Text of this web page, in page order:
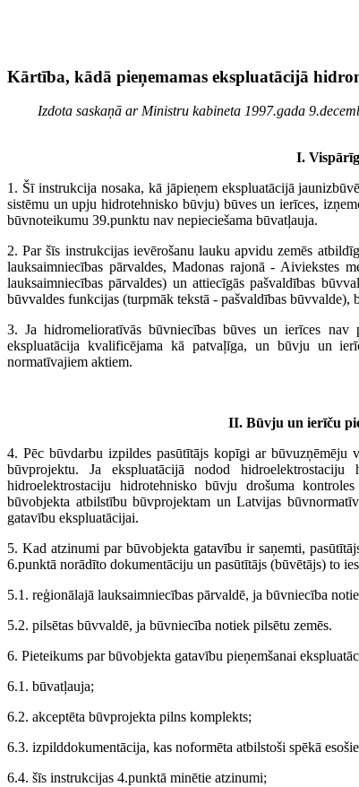
Kārtība, kādā pieņemamas ekspluatācijā
Izdota saskaņā ar Ministru kabineta 1997.gada
I.
1. Šī instrukcija nosaka, kā jāpieņem ekspluatācijā
sistēmu un upju hidrotehnisko būvju) būves un ierīces,
būvnoteikumu 39.punktu nav nepieciešama būvatļauja.
2. Par šīs instrukcijas ievērošanu lauku apvidu zemēs
lauksaimniecības pārvaldes, Madonas rajonā - Aiviekstes
lauksaimniecības pārvaldes) un attiecīgās pašvaldības
būvvaldes funkcijas (turpmāk tekstā - pašvaldības būvvalde),
3. Ja hidromelioratīvās būvniecības būves un ierīces nav
ekspluatācija kvalificējama kā patvaļīga, un būvju un
normatīvajiem aktiem.
II. Būvju un ierīču
4. Pēc būvdarbu izpildes pasūtītājs kopīgi ar būvuzņēmēju
būvprojektu. Ja ekspluatācijā nodod
hidroelektrostaciju hidrotehnisko būvju drošuma
būvobjekta atbilstību būvprojektam un Latvijas
gatavību ekspluatācijai.
5. Kad atzinumi par būvobjekta gatavību ir saņemti,
6.punktā norādīto dokumentāciju un pasūtītājs (būvētājs) to
5.1. reģionālajā lauksaimniecības pārvaldē, ja būvniecība
5.2. pilsētas būvvaldē, ja būvniecība notiek pilsētu zemēs.
6. Pieteikums par būvobjekta gatavību pieņemšanai
6.1. būvatļauja;
6.2. akceptēta būvprojekta pilns komplekts;
6.3. izpilddokumentācija, kas noformēta atbilstoši spēkā
6.4. šīs instrukcijas 4.punktā minētie atzinumi;